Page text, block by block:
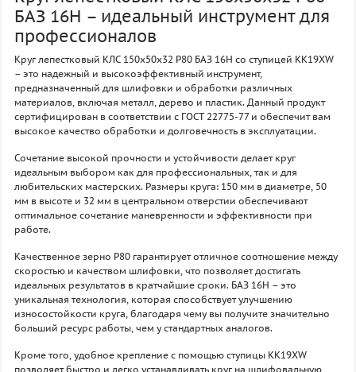
БАЗ 16H – идеальный инструмент для
профессионалов
Круг лепестковый КЛС 150х50х32 P80 БАЗ 16H со ступицей KK19XW
– это надежный и высокоэффективный инструмент,
предназначенный для шлифовки и обработки различных
материалов, включая металл, дерево и пластик. Данный продукт
сертифицирован в соответствии с ГОСТ 22775-77 и обеспечит вам
высокое качество обработки и долговечность в эксплуатации.
Сочетание высокой прочности и устойчивости делает круг
идеальным выбором как для профессиональных, так и для
любительских мастерских. Размеры круга: 150 мм в диаметре, 50
мм в высоте и 32 мм в центральном отверстии обеспечивают
оптимальное сочетание маневренности и эффективности при
работе.
Качественное зерно P80 гарантирует отличное соотношение между
скоростью и качеством шлифовки, что позволяет достигать
идеальных результатов в кратчайшие сроки. БАЗ 16H – это
уникальная технология, которая способствует улучшению
износостойкости круга, благодаря чему вы получите значительно
больший ресурс работы, чем у стандартных аналогов.
Кроме того, удобное крепление с помощью ступицы KK19XW
позволяет быстро и легко устанавливать круг на шлифовальную